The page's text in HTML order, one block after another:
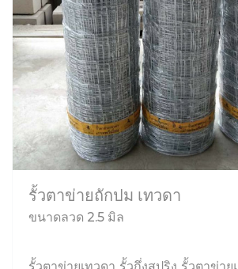
รั้วตาข่ายถักปม เทวดา
ขนาดลวด 2.5 มิล
รั้วตาข่ายเทวดา รั้วกึ่งสปริง รั้วตาข่าย